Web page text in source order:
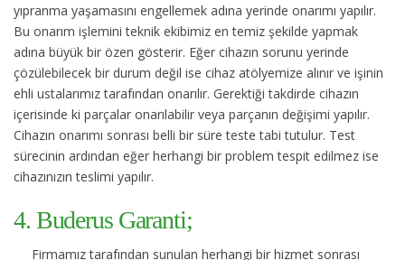
yıpranma yaşamasını engellemek adına yerinde onarımı yapılır.
Bu onarım işlemini teknik ekibimiz en temiz şekilde yapmak
adına büyük bir özen gösterir. Eğer cihazın sorunu yerinde
çözülebilecek bir durum değil ise cihaz atölyemize alınır ve işinin
ehli ustalarımız tarafından onarılır. Gerektiği takdirde cihazın
içerisinde ki parçalar onarılabilir veya parçanın değişimi yapılır.
Cihazın onarımı sonrası belli bir süre teste tabi tutulur. Test
sürecinin ardından eğer herhangi bir problem tespit edilmez ise
cihazınızın teslimi yapılır.
4. Buderus Garanti;
Firmamız tarafından sunulan herhangi bir hizmet sonrası